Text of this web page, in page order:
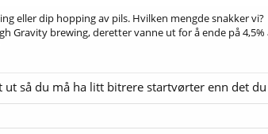
eller dip hopping av pils. Hvilken mengde snakker vi?
Gravity brewing, deretter vanne ut for å ende på
ut så du må ha litt bitrere startvørter enn det